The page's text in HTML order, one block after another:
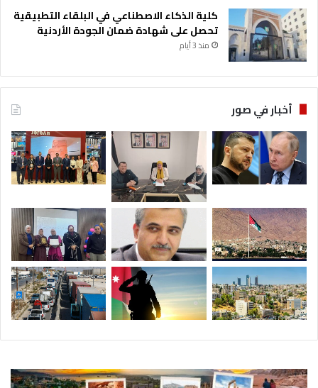
كلية الذكاء الاصطناعي في البلقاء التطبيقية
تحصل على شهادة ضمان الجودة الأردنية
منذ 3 أيام
أخبار في صور